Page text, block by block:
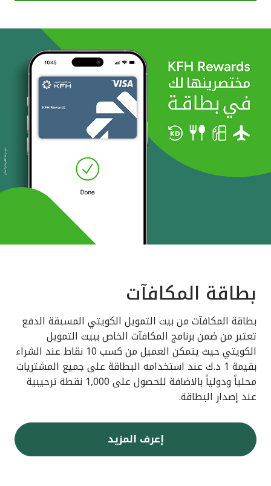
بطاقة المكافآت
بطاقة المكافآت من بيت التمويل الكويتي المسبقة الدفع
تعتبر من ضمن برنامج المكافآت الخاص ببيت التمويل
الكويتي حيث يتمكن العميل من كسب 10 نقاط عند الشراء
بقيمة 1 د.ك عند استخدامه البطاقة على جميع المشتريات
محلياً ودولياً بالاضافة للحصول على 1,000 نقطة ترحيبية
عند إصدار البطاقة.
إعرف المزيد